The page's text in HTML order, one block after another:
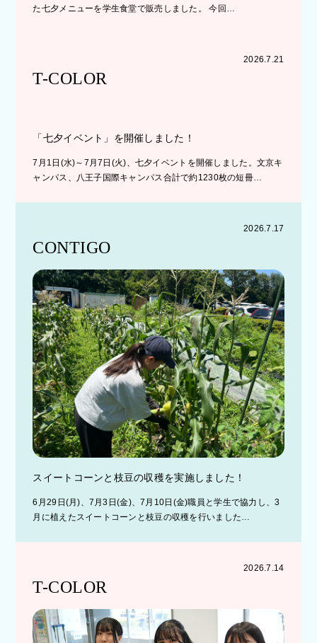
た七夕メニューを学生食堂で販売しました。 今回…
2026.7.21
T-COLOR
「七夕イベント」を開催しました！
7月1日(水)～7月7日(火)、七夕イベントを開催しました。文京キ
ャンパス、八王子国際キャンパス合計で約1230枚の短冊…
2026.7.17
CONTIGO
スイートコーンと枝豆の収穫を実施しました！
6月29日(月)、7月3日(金)、7月10日(金)職員と学生で協力し、3
月に植えたスイートコーンと枝豆の収穫を行いました…
2026.7.14
T-COLOR